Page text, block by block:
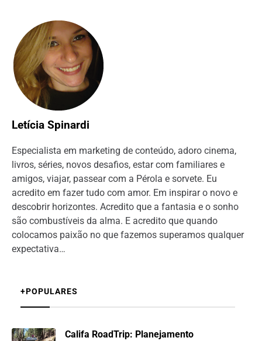
Letícia Spinardi
Especialista em marketing de conteúdo, adoro cinema,
livros, séries, novos desafios, estar com familiares e
amigos, viajar, passear com a Pérola e sorvete. Eu
acredito em fazer tudo com amor. Em inspirar o novo e
descobrir horizontes. Acredito que a fantasia e o sonho
são combustíveis da alma. E acredito que quando
colocamos paixão no que fazemos superamos qualquer
expectativa…
+POPULARES
Califa RoadTrip: Planejamento